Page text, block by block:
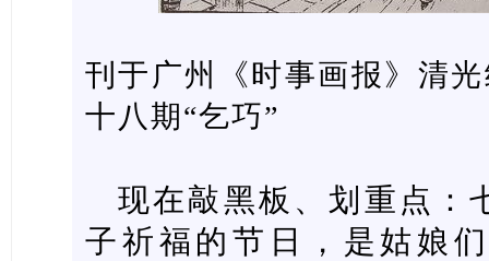
刊于广州《时事画报》清
十八期“乞巧”
现在敲黑板、划重点：
子祈福的节日，是姑娘